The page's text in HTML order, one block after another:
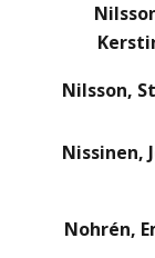
Nilsson,
Nissinen,
Nohrén,